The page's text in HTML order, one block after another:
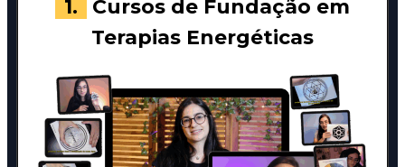
1.
Cursos de Fundação em
Terapias Energéticas